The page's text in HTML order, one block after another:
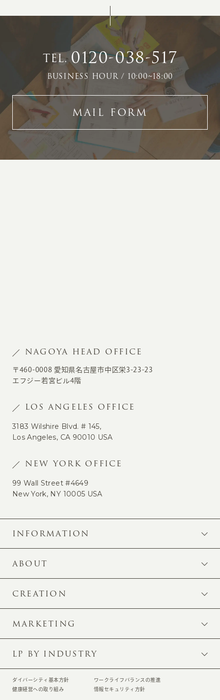
TEL.0120-038-517
BUSINESS HOUR / 10:00~18:00
MAIL FORM
NAGOYA HEAD OFFICE
〒460-0008 愛知県名古屋市中区栄3-23-23
エフジー若宮ビル4階
LOS ANGELES OFFICE
3183 Wilshire Blvd. # 145,
Los Angeles, CA 90010 USA
NEW YORK OFFICE
99 Wall Street #4649
New York, NY 10005 USA
INFORMATION
ABOUT
CREATION
MARKETING
LP BY INDUSTRY
ダイバーシティ基本方針
ワークライフバランスの推進
健康経営への取り組み
情報セキュリティ方針